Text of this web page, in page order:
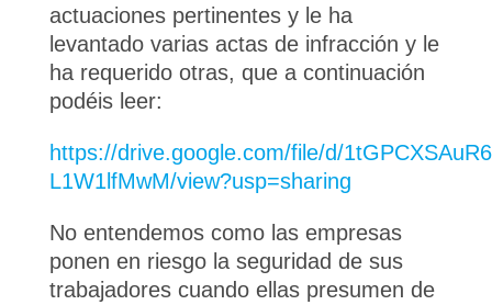
actuaciones pertinentes y le ha
levantado varias actas de infracción y le
ha requerido otras, que a continuación
podéis leer:
https://drive.google.com/file/d/
L1W1lfMwM/view?usp=sharing
No entendemos como las empresas
ponen en riesgo la seguridad de sus
trabajadores cuando ellas presumen de